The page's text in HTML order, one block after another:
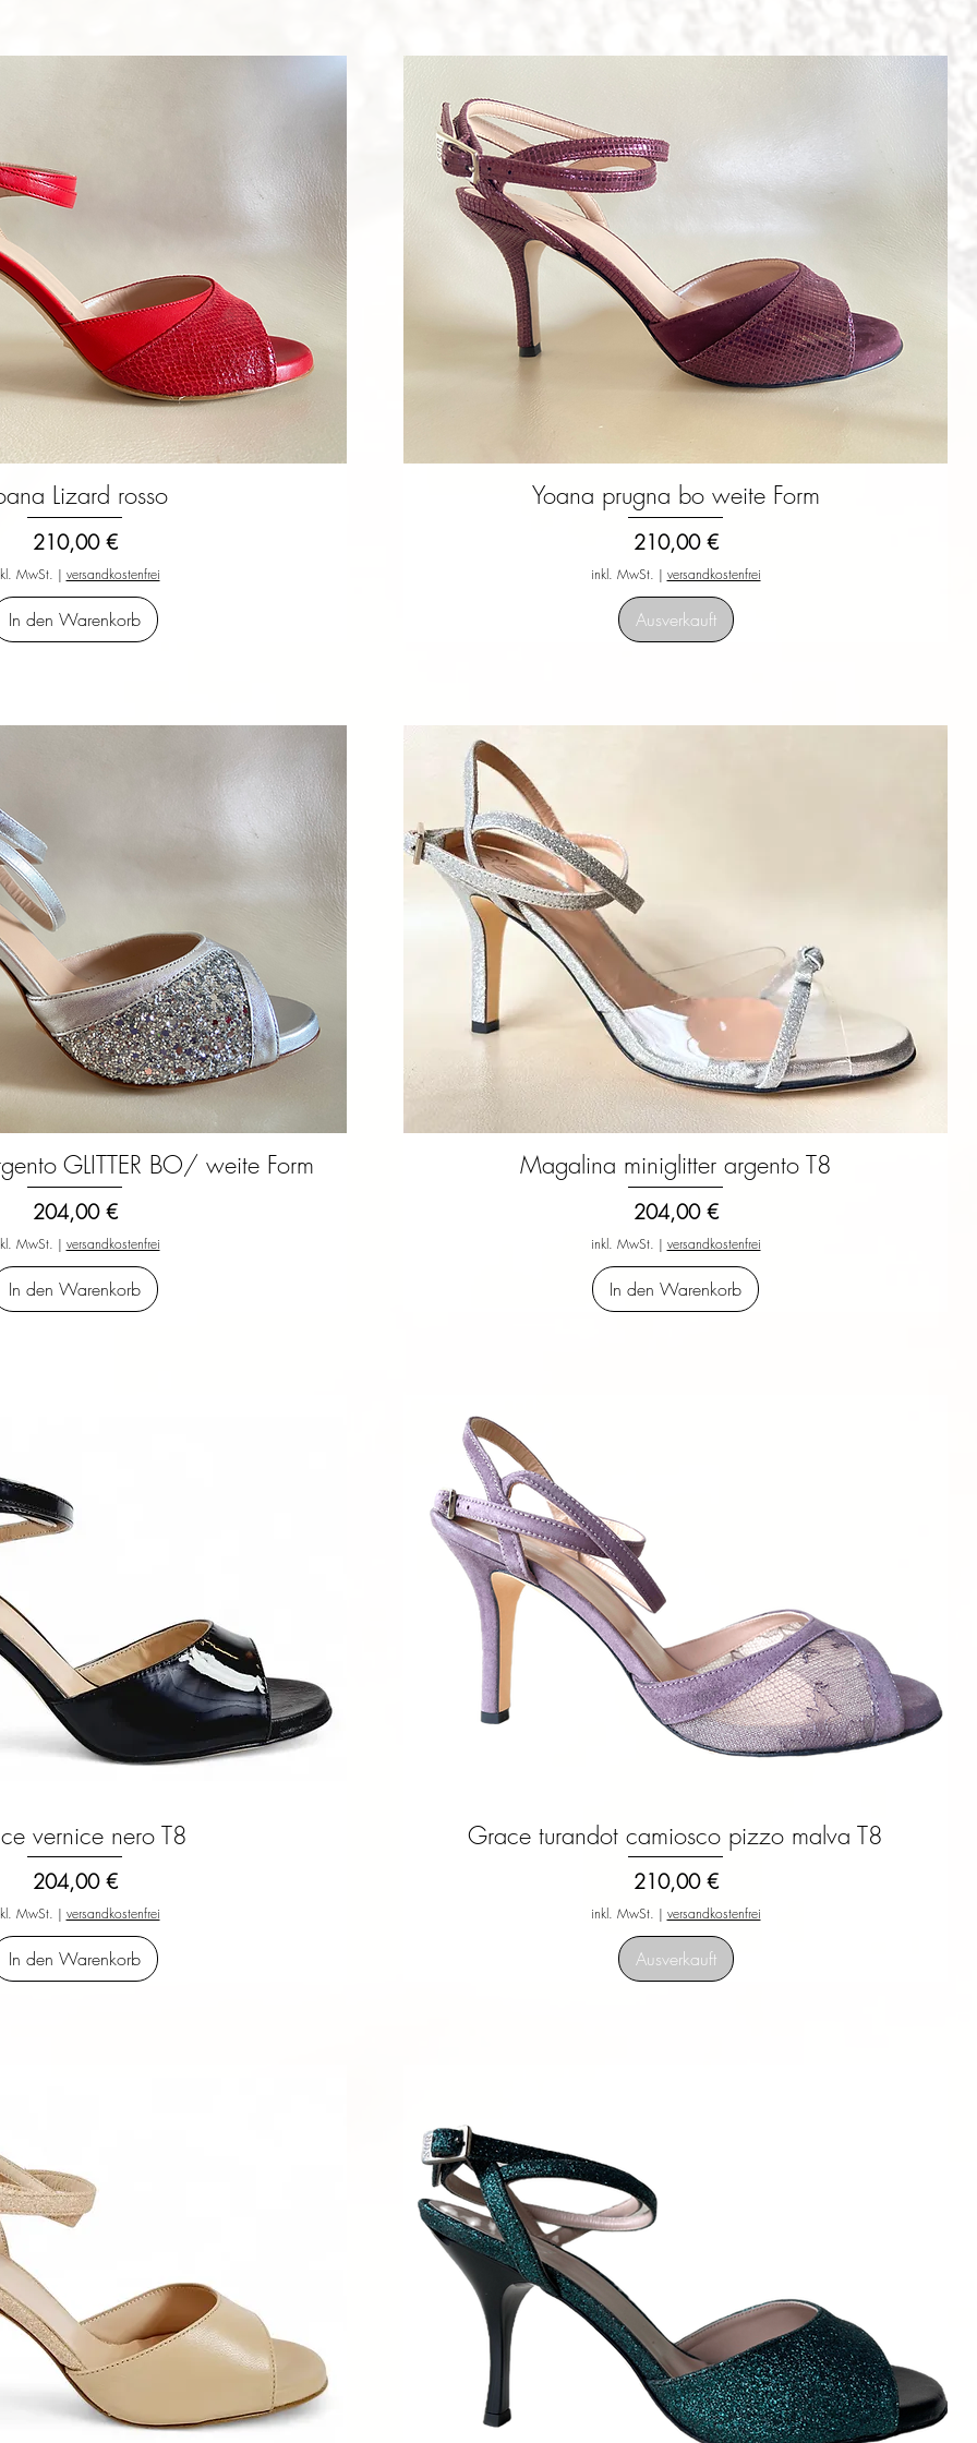
Schnellansicht
Lizard rosso
Preis
210,00 €
MwSt. | versandkostenfrei
In den Warenkorb
Schnellansicht
Yoana prugna bo weite Form
Preis
210,00 €
inkl. MwSt. | versandkostenfrei
Ausverkauft
Schnellansicht
GLITTER BO/ weite Form
Preis
204,00 €
MwSt. | versandkostenfrei
In den Warenkorb
Schnellansicht
Magalina miniglitter argento T8
Preis
204,00 €
inkl. MwSt. | versandkostenfrei
In den Warenkorb
Schnellansicht
vernice nero T8
Preis
204,00 €
MwSt. | versandkostenfrei
In den Warenkorb
Schnellansicht
Grace turandot camiosco pizzo malva T8
Preis
210,00 €
inkl. MwSt. | versandkostenfrei
Ausverkauft